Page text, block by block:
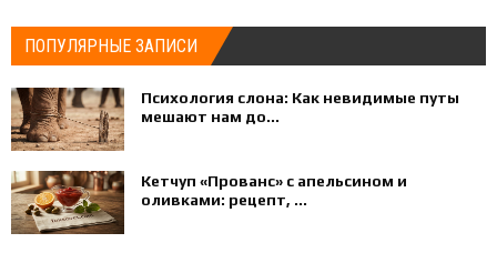
ПОПУЛЯРНЫЕ ЗАПИСИ
Психология слона: Как невидимые путы
мешают нам до...
Кетчуп «Прованс» с апельсином и
оливками: рецепт, ...